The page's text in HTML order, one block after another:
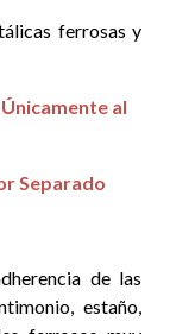
ferrosas y
al
Separado
de las
estaño,